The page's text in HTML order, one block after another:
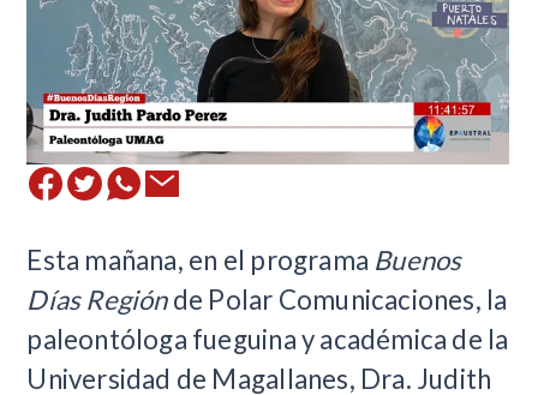
Esta mañana, en el programa Buenos
Días Regiónde Polar Comunicaciones, la
paleontóloga fueguina y académica de la
Universidad de Magallanes, Dra. Judith